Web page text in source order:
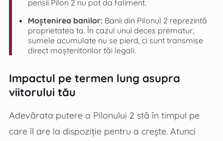
pensii Pilon 2 nu pot da faliment.
Moștenirea banilor:Banii din Pilonul 2 reprezintă
proprietatea ta. În cazul unui deces prematur,
sumele acumulate nu se pierd, ci sunt transmise
direct moștenitorilor tăi legali.
Impactul pe termen lung asupra
viitorului tău
Adevărata putere a Pilonului 2 stă în timpul pe
care îl are la dispoziție pentru a crește. Atunci